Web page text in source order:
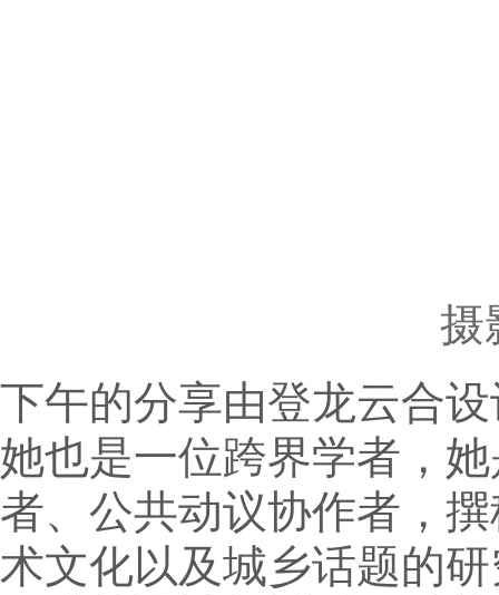
摄
下午的分享由登龙云合
她也是一位跨界学者，
者、公共动议协作者，
术文化以及城乡话题的